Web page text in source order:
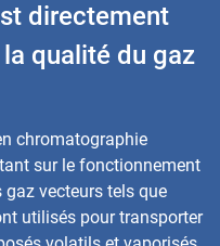
directement
qualité du gaz
chromatographie
sur le fonctionnement
vecteurs tels que
utilisés pour transporter